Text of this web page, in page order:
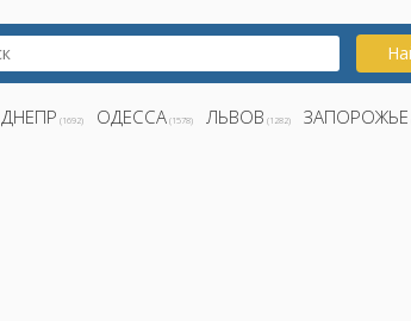
ДНЕПР (1692) ОДЕССА (1578) ЛЬВОВ (1282) ЗАПОРОЖЬЕ